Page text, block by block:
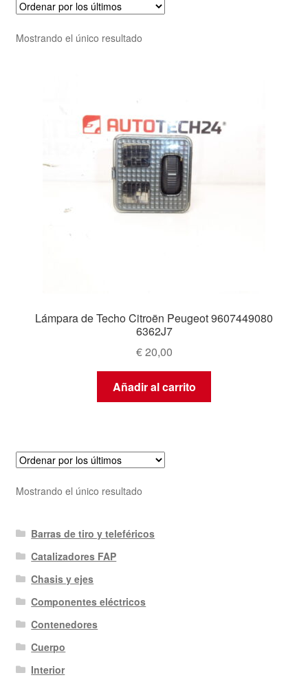
Mostrando el único resultado
Lámpara de Techo Citroën Peugeot 9607449080
6362J7
€20,00
Añadir al carrito
Mostrando el único resultado
Barras de tiro y teleféricos
Catalizadores FAP
Chasis y ejes
Componentes eléctricos
Contenedores
Cuerpo
Interior